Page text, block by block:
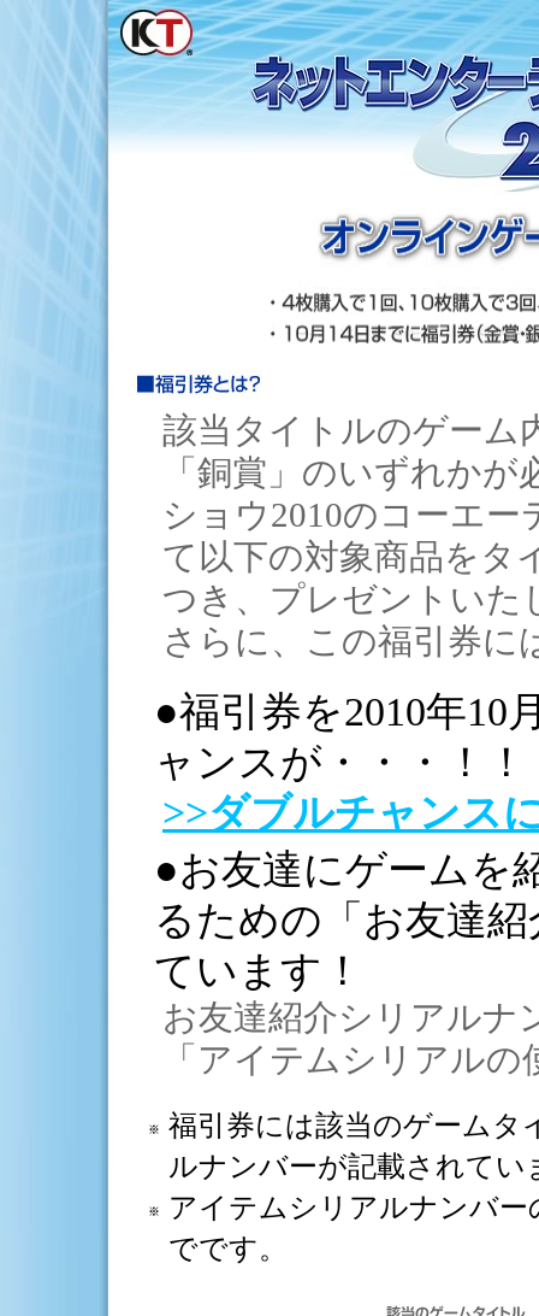
該当タイトルのゲーム
「銅賞」のいずれか
ショウ2010のコーエ
て以下の対象商品をタ
つき、プレゼントいた
さらに、この福引券に
●福引券を2010年10
ャンスが・・・！！
>>ダブルチャンス
●お友達にゲームを
るための「お友達
ています！
お友達紹介シリアルナ
「アイテムシリアル
福引券には該当のゲームタ
ルナンバーが記載されてい
アイテムシリアルナンバー
でです。